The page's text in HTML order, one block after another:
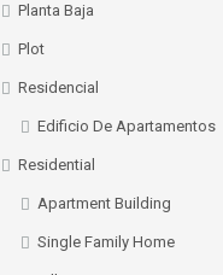
Planta Baja
Plot
Residencial
Edificio De Apartamentos
Residential
Apartment Building
Single Family Home